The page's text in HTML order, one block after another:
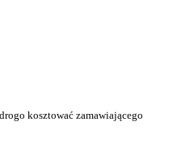
kosztować zamawiającego